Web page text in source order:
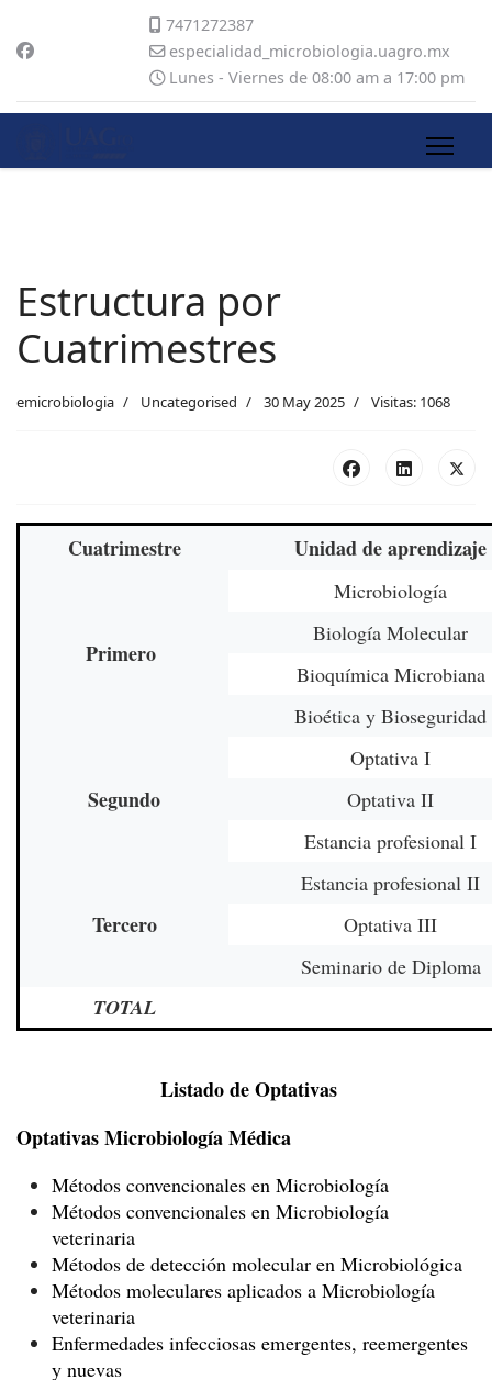
7471272387
especialidad_microbiologia.uagro.mx
Lunes - Viernes de 08:00 am a 17:00 pm
Estructura por
Cuatrimestres
emicrobiologia Uncategorised 30 May 2025 Visitas: 1068
Cuatrimestre Unidad de aprendizaje
Primero
Microbiología
Biología Molecular
Bioquímica Microbiana
Bioética y Bioseguridad
Segundo
Optativa I
Optativa II
Estancia profesional I
Tercero
Estancia profesional II
Optativa III
Seminario de Diploma
TOTAL
Listado de Optativas
Optativas Microbiología Médica
Métodos convencionales en Microbiología
Métodos convencionales en Microbiología
veterinaria
Métodos de detección molecular en Microbiológica
Métodos moleculares aplicados a Microbiología
veterinaria
Enfermedades infecciosas emergentes, reemergentes
y nuevas